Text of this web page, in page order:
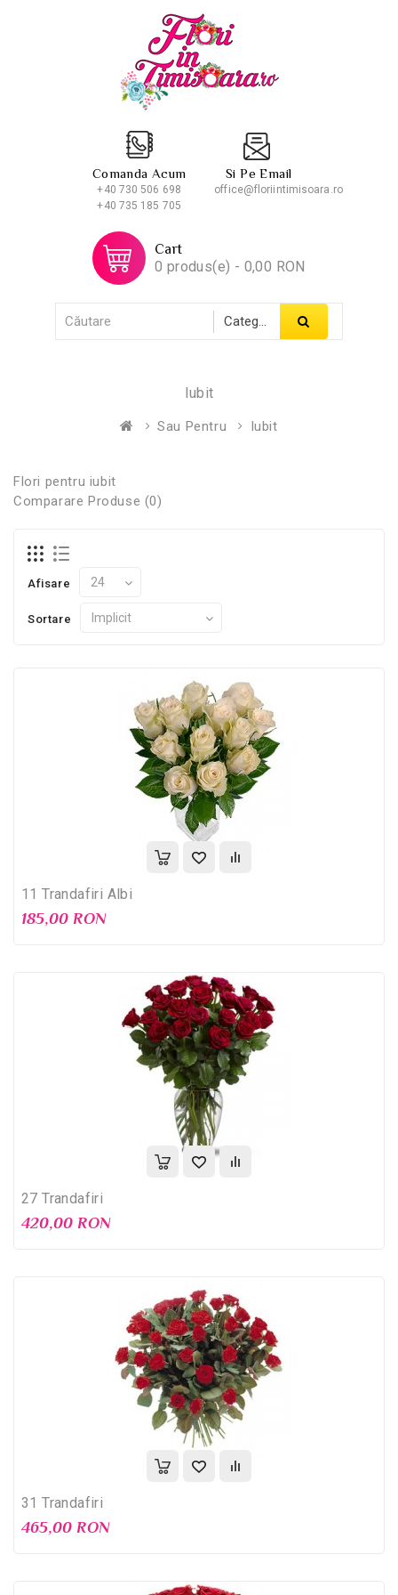
Comanda Acum
+40 730 506 698
+40 735 185 705
Si Pe Email
office@floriintimisoara.ro
Cart
0 produs(e) - 0,00 RON
Iubit
Sau Pentru Iubit
Flori pentru iubit
Comparare Produse (0)
Afisare
Sortare
11 Trandafiri Albi
185,00 RON
27 Trandafiri
420,00 RON
31 Trandafiri
465,00 RON